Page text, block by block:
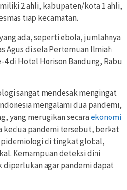
2 ahli, kabupaten/kota 1 ahli,
tiap kecamatan.
ada, seperti ebola, jumlahnya
Agus di sela Pertemuan Ilmiah
di Hotel Horison Bandung, Rabu
sangat mendesak mengingat
mengalami dua pandemi,
yang merugikan secaraekonomi
kedua pandemi tersebut, berkat
di tingkat global,
Kemampuan deteksi dini
agar pandemi dapat